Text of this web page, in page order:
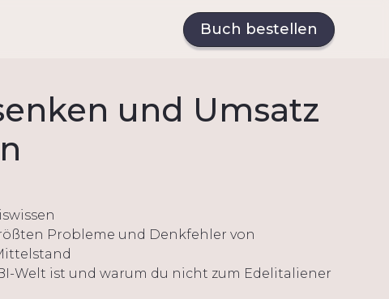
Buch bestellen
und Umsatz
Probleme und Denkfehler von
Welt ist und warum du nicht zum Edelitaliener